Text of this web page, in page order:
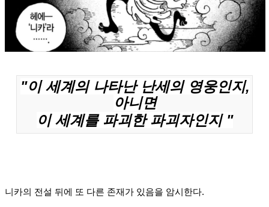
"이 세계의 나타난 난세의 영웅인지,
아니면
이 세계를 파괴한 파괴자인지 "
니카의 전설 뒤에 또 다른 존재가 있음을 암시한다.